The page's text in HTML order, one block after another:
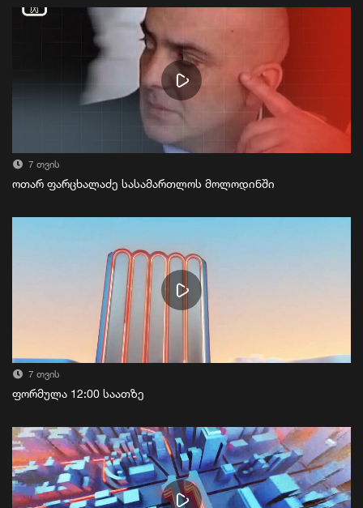
7 თვის
ოთარ ფარცხალაძე სასამართლოს მოლოდინში
7 თვის
ფორმულა 12:00 საათზე